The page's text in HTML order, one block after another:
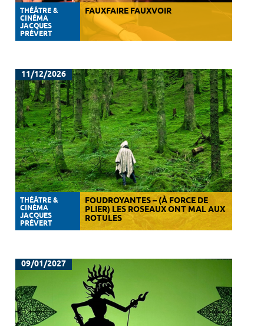
THÉÂTRE &
CINÉMA
JACQUES
PRÉVERT
FAUXFAIRE FAUXVOIR
11/12/2026
THÉÂTRE &
CINÉMA
JACQUES
PRÉVERT
FOUDROYANTES – (À FORCE DE
PLIER) LES ROSEAUX ONT MAL AUX
ROTULES
09/01/2027